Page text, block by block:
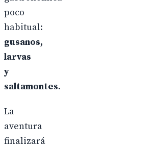
poco
habitual:
gusanos,
larvas
y
saltamontes.
La
aventura
finalizará